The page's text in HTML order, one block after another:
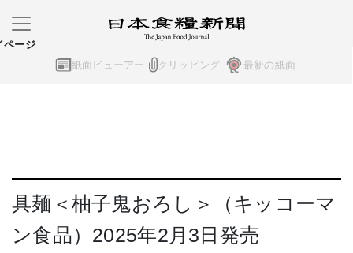
紙面ビューアー クリッピング 最新の紙面
ページ
具麺＜柚子鬼おろし＞（キッコーマ
ン食品）2025年2月3日発売